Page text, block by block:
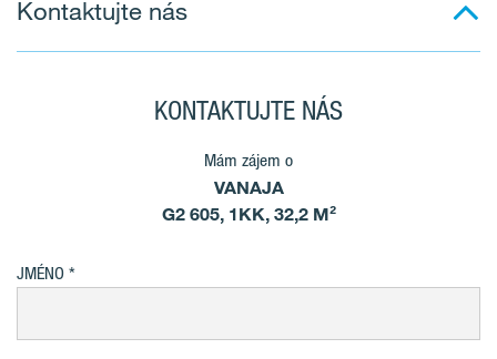
Kontaktujte nás
KONTAKTUJTE NÁS
Mám zájem o
VANAJA
G2 605, 1KK, 32,2 M²
JMÉNO